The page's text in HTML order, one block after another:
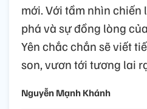
mới. Với tầm nhìn
phá và sự đồng lòng
Yên chắc chắn sẽ viết
son, vươn tới tương lai
Nguyễn Mạnh Khánh